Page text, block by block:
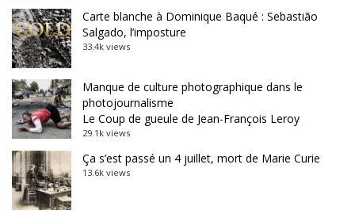
Carte blanche à Dominique Baqué : Sebastião
Salgado, l’imposture
33.4k views
Manque de culture photographique dans le
photojournalisme
Le Coup de gueule de Jean-François Leroy
29.1k views
Ça s’est passé un 4 juillet, mort de Marie Curie
13.6k views